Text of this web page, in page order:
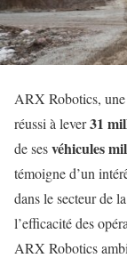
ARX Robotics, une
réussi à lever31
de sesvéhicules
témoigne d’un
dans le secteur de
l’efficacité des
ARX Robotics